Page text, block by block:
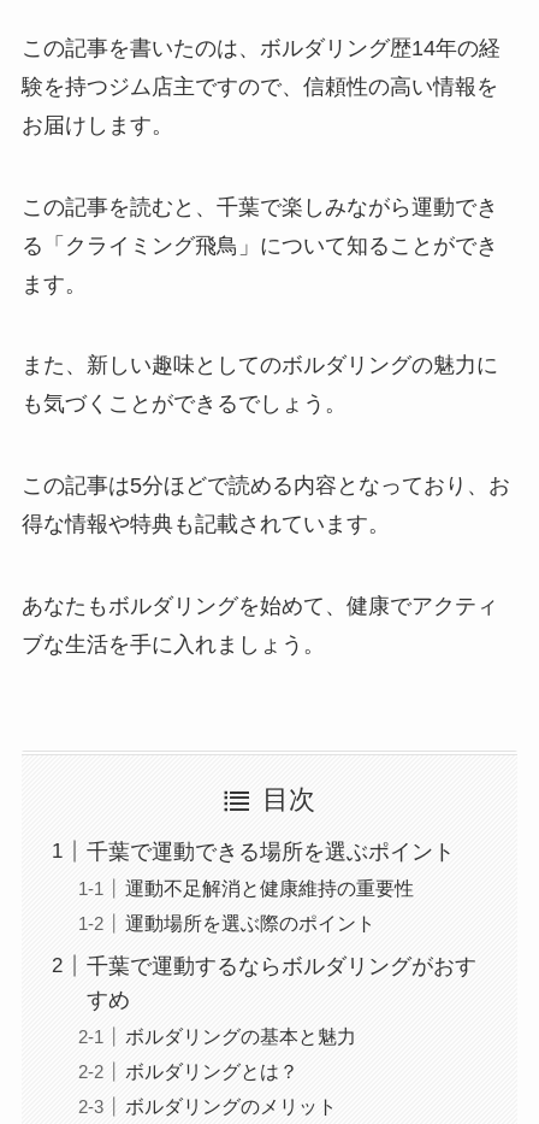
この記事を書いたのは、ボルダリング歴14年の経
験を持つジム店主ですので、信頼性の高い情報を
お届けします。
この記事を読むと、千葉で楽しみながら運動でき
る「クライミング飛鳥」について知ることができ
ます。
また、新しい趣味としてのボルダリングの魅力に
も気づくことができるでしょう。
この記事は5分ほどで読める内容となっており、お
得な情報や特典も記載されています。
あなたもボルダリングを始めて、健康でアクティ
ブな生活を手に入れましょう。
目次
千葉で運動できる場所を選ぶポイント
運動不足解消と健康維持の重要性
運動場所を選ぶ際のポイント
千葉で運動するならボルダリングがおす
すめ
ボルダリングの基本と魅力
ボルダリングとは？
ボルダリングのメリット